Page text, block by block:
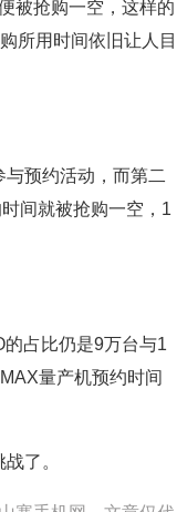
被抢购一空，这样的
所用时间依旧让人目
预约活动，而第二
间就被抢购一空，1
占比仍是9万台与1
量产机预约时间
了。